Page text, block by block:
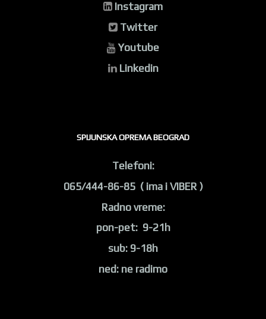
Instagram
Twitter
Youtube
Linkedin
SPIJUNSKA OPREMA BEOGRAD
Telefoni:
065/444-86-85 ( ima i VIBER )
Radno vreme:
pon-pet: 9-21h
sub: 9-18h
ned: ne radimo